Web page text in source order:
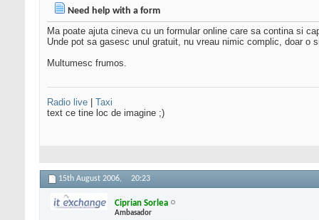
Need help with a form
Ma poate ajuta cineva cu un formular online care sa contina si
Unde pot sa gasesc unul gratuit, nu vreau nimic complic, doar o
Multumesc frumos.
Radio live
Taxi
text ce tine loc de imagine ;)
15th August 2006, 20:23
Ciprian Sorlea
Ambasador